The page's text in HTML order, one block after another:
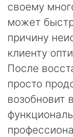
своему
может
причину
клиенту
После
просто
возобновит